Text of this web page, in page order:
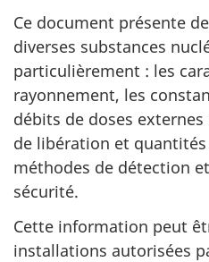
Ce document présente
diverses substances
particulièrement : les
rayonnement, les
débits de doses
de libération et
méthodes de détection
sécurité.
Cette information peut
installations autorisées